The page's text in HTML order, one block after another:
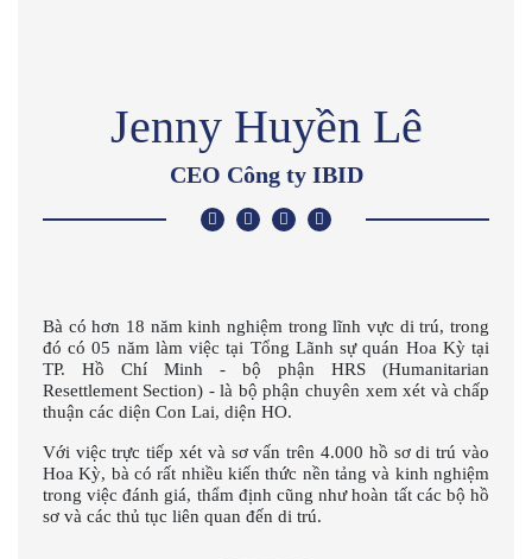
Jenny Huyền Lê
CEO Công ty IBID
Bà có hơn 18 năm kinh nghiệm trong lĩnh vực di trú, trong
đó có 05 năm làm việc tại Tổng Lãnh sự quán Hoa Kỳ tại
TP. Hồ Chí Minh - bộ phận HRS (Humanitarian
Resettlement Section) - là bộ phận chuyên xem xét và chấp
thuận các diện Con Lai, diện HO.
Với việc trực tiếp xét và sơ vấn trên 4.000 hồ sơ di trú vào
Hoa Kỳ, bà có rất nhiều kiến thức nền tảng và kinh nghiệm
trong việc đánh giá, thẩm định cũng như hoàn tất các bộ hồ
sơ và các thủ tục liên quan đến di trú.